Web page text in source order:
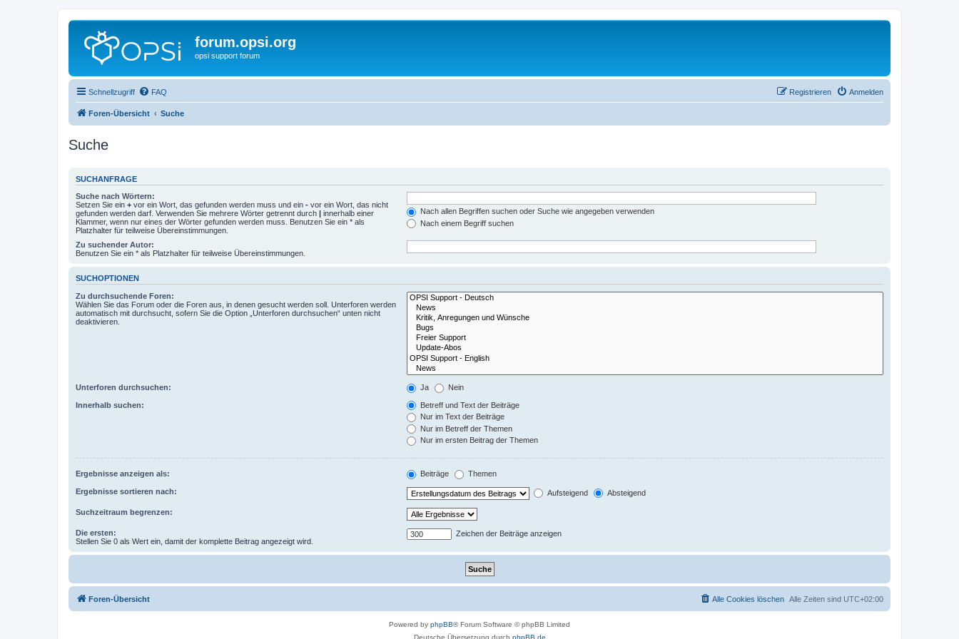
forum.opsi.org
opsi support forum
Schnellzugriff FAQ Anmelden
Registrieren
Foren-Übersicht Suche
Suche
SUCHANFRAGE
Suche nach Wörtern:
Setzen Sie ein + vor ein Wort, das gefunden werden muss und ein - vor ein Wort, das nicht
gefunden werden darf. Verwenden Sie mehrere Wörter getrennt durch | innerhalb einer
Klammer, wenn nur eines der Wörter gefunden werden muss. Benutzen Sie ein * als
Platzhalter für teilweise Übereinstimmungen.
Nach allen Begriffen suchen oder Suche wie angegeben verwenden
Nach einem Begriff suchen
Zu suchender Autor:
Benutzen Sie ein * als Platzhalter für teilweise Übereinstimmungen.
SUCHOPTIONEN
Zu durchsuchende Foren:
Wählen Sie das Forum oder die Foren aus, in denen gesucht werden soll. Unterforen werden
automatisch mit durchsucht, sofern Sie die Option „Unterforen durchsuchen“ unten nicht
deaktivieren.
Unterforen durchsuchen: Ja Nein
Innerhalb suchen:
Betreff und Text der Beiträge
Nur im Text der Beiträge
Nur im Betreff der Themen
Nur im ersten Beitrag der Themen
Ergebnisse anzeigen als: Beiträge Themen
Ergebnisse sortieren nach: Aufsteigend Absteigend
Suchzeitraum begrenzen:
Die ersten:
Stellen Sie 0 als Wert ein, damit der komplette Beitrag angezeigt wird.
Zeichen der Beiträge anzeigen
Foren-Übersicht Alle Zeiten sind UTC+02:00
Alle Cookies löschen
Powered by phpBB® Forum Software © phpBB Limited
Deutsche Übersetzung durch phpBB.de